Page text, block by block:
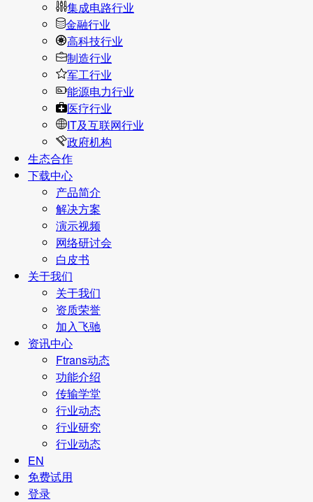
集成电路行业
金融行业
高科技行业
制造行业
军工行业
能源电力行业
医疗行业
IT及互联网行业
政府机构
生态合作
下载中心
产品简介
解决方案
演示视频
网络研讨会
白皮书
关于我们
关于我们
资质荣誉
加入飞驰
资讯中心
Ftrans动态
功能介绍
传输学堂
行业动态
行业研究
行业动态
EN
免费试用
登录